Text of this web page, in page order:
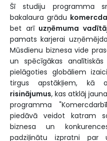
Šī studiju programma
bakalaura grādu
bet arī uzņēmuma
pamats karjerai
Mūsdienu biznesa vide
un spēcīgākas
pielāgoties globāliem
tirgus apstākļiem, kā
risinājumus, kas atklāj
programma
piedāvā veidot katram
biznesa un
padziļinātu izpratni par